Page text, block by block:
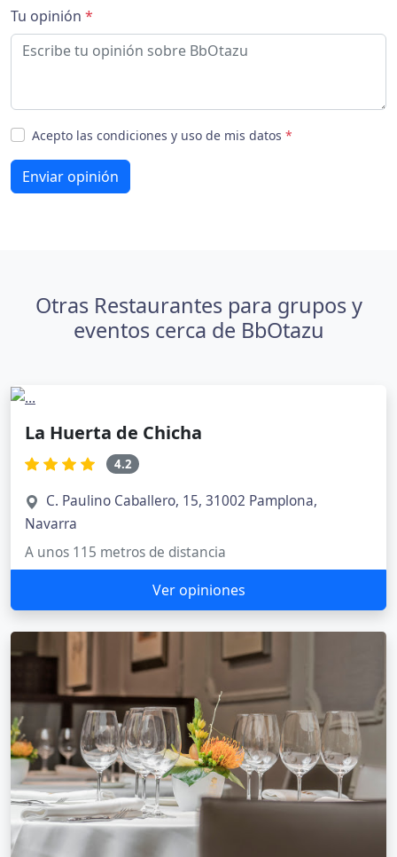
Tu opinión *
Acepto las condiciones y uso de mis datos *
Enviar opinión
Otras Restaurantes para grupos y
eventos cerca de BbOtazu
La Huerta de Chicha
4.2
C. Paulino Caballero, 15, 31002 Pamplona,
Navarra
A unos 115 metros de distancia
Ver opiniones